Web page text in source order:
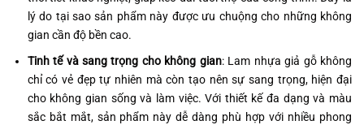
lý do tại sao sản phẩm này được ưu chuộng cho những không
gian cần độ bền cao.
Tinh tế và sang trọng cho không gian: Lam nhựa giả gỗ không
chỉ có vẻ đẹp tự nhiên mà còn tạo nên sự sang trọng, hiện đại
cho không gian sống và làm việc. Với thiết kế đa dạng và màu
sắc bắt mắt, sản phẩm này dễ dàng phù hợp với nhiều phong